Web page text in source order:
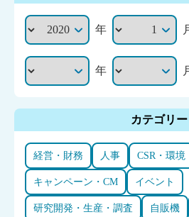
年
年
カテゴリー
経営・財務 人事 CSR・環境
キャンペーン・CM イベント
研究開発・生産・調査 自販機